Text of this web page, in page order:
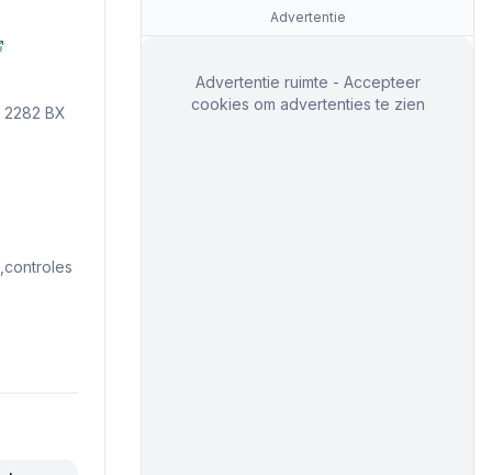
BX
Advertentie
Advertentie ruimte - Accepteer
cookies om advertenties te zien